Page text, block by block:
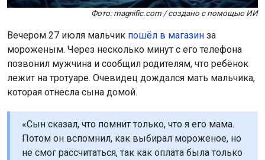
Фото: magnific.com / создано с помощью ИИ
Вечером 27 июля мальчик пошёл в магазин за
мороженым. Через несколько минут с его телефона
позвонил мужчина и сообщил родителям, что ребёнок
лежит на тротуаре. Очевидец дождался мать мальчика,
которая отнесла сына домой.
«Сын сказал, что помнит только, что я его мама.
Потом он вспомнил, как выбирал мороженое, но
не смог рассчитаться, так как оплата была только